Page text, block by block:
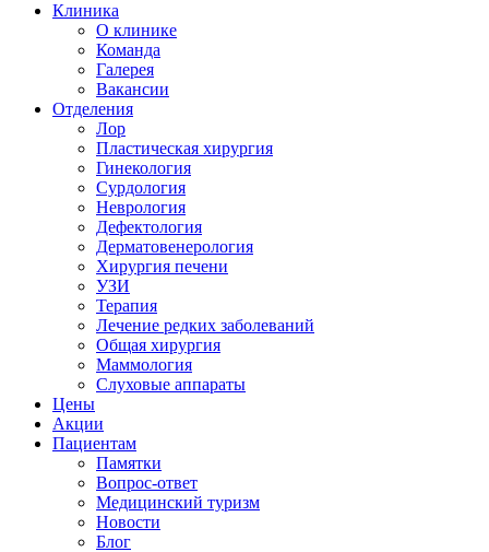
Клиника
О клинике
Команда
Галерея
Вакансии
Отделения
Лор
Пластическая хирургия
Гинекология
Сурдология
Неврология
Дефектология
Дерматовенерология
Хирургия печени
УЗИ
Терапия
Лечение редких заболеваний
Общая хирургия
Маммология
Слуховые аппараты
Цены
Акции
Пациентам
Памятки
Вопрос-ответ
Медицинский туризм
Новости
Блог